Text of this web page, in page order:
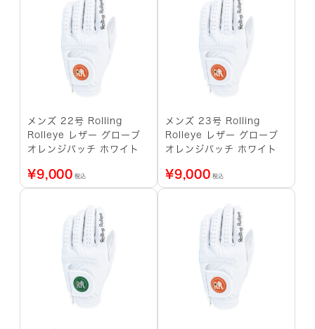
メンズ 22号 Rolling
Rolleye レザー グローブ
オレンジパッチ ホワイト
¥9,000 税込
メンズ 23号 Rolling
Rolleye レザー グローブ
オレンジパッチ ホワイト
¥9,000 税込